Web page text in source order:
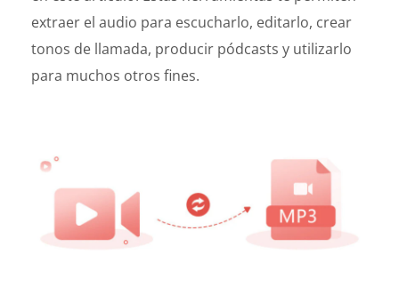
extraer el audio para escucharlo, editarlo, crear
tonos de llamada, producir pódcasts y utilizarlo
para muchos otros fines.